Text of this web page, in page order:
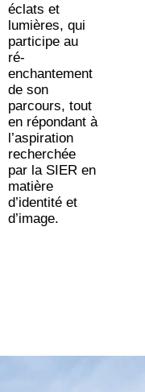
éclats et
lumières, qui
participe au
ré-
enchantement
de son
parcours, tout
en répondant à
l’aspiration
recherchée
par la SIER en
matière
d’identité et
d’image.